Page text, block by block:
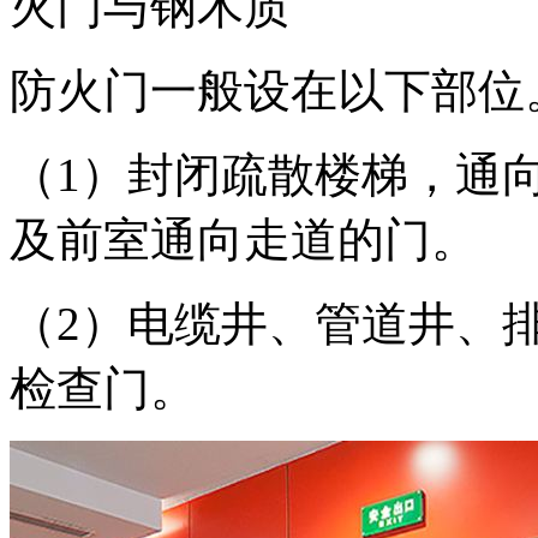
防火门一般设在以下部位
（1）封闭疏散楼梯，
及前室通向走道的门。
（2）电缆井、管道井
检查门。